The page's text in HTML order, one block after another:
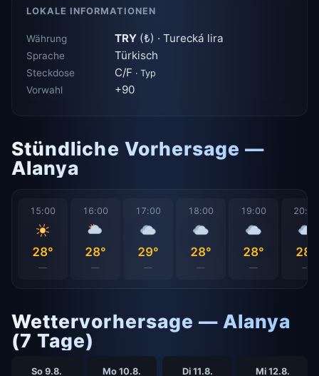
LOKALE INFORMATIONEN
Währung TRY (₺) · Turecká lira
Sprache Türkisch
Steckdose C/F · Typ
Vorwahl +90
Stündliche Vorhersage —
Alanya
15:00
28°
—
16:00
28°
—
17:00
29°
—
18:00
28°
—
19:00
28°
—
20:00
28°
—
Wettervorhersage — Alanya
(7 Tage)
So 9.8. Mo 10.8. Di 11.8. Mi 12.8.